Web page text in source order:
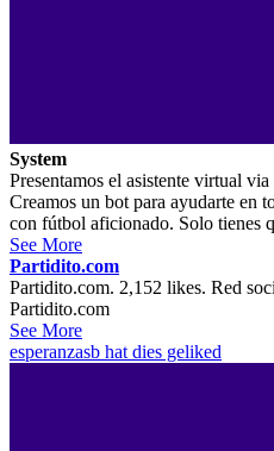
System
Presentamos el asistente virtual
Creamos un bot para ayudarte en
con fútbol aficionado. Solo tienes
See More
Partidito.com
Partidito.com. 2,152 likes. Red
Partidito.com
See More
esperanzasb hat dies geliked